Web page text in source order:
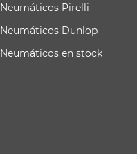
Neumáticos Pirelli
Neumáticos Dunlop
Neumáticos en stock